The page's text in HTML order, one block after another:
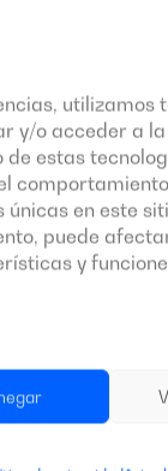
utilizamos
y/o acceder a
estas
en este
puede
y